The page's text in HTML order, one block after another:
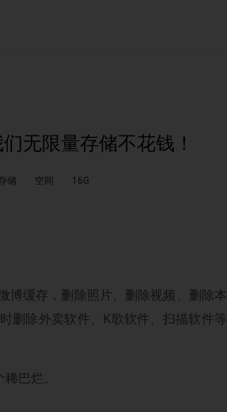
无限量存储不花钱！
储 空间 16G
博缓存，删除照片、删除视频、删除本
删除外卖软件、K歌软件、扫描软件等
巴烂。